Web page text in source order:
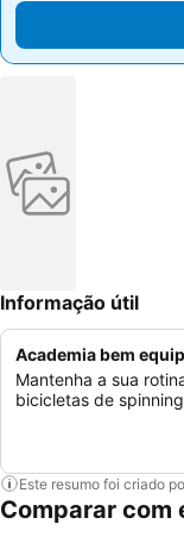
Informação útil
Academia bem
Mantenha a sua
bicicletas de
Este resumo foi criado
Comparar com